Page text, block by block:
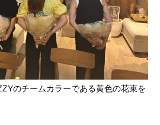
のチームカラーである黄色の花束を